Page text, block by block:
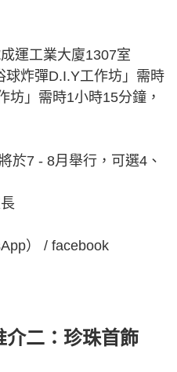
運工業大廈1307室
球炸彈D.I.Y工作坊」需時
坊」需時1小時15分鐘，
於7 - 8月舉行，可選4、
） / facebook
介二：珍珠首飾